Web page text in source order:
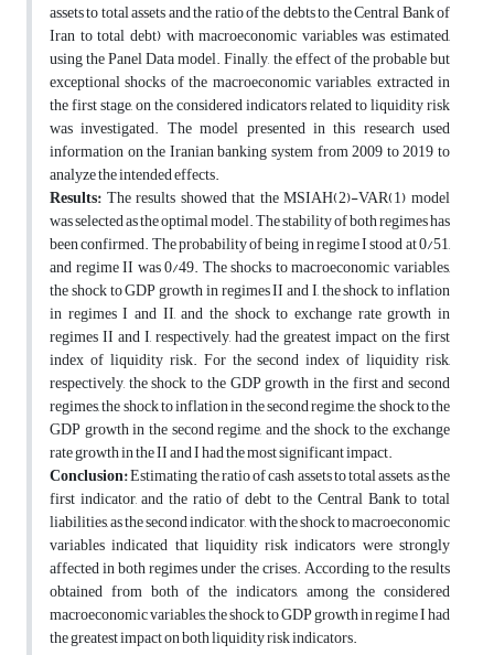
assets to total assets and the ratio of the debts to the Central Bank of
Iran to total debt) with macroeconomic variables was estimated,
using the Panel Data model.Finally, the effect of the probable but
exceptional shocks of the macroeconomic variables, extracted in
the first stage, on the considered indicators related to liquidity risk
was investigated. The model presented in this research used
information on the Iranian banking system from 2009 to 2019 to
analyze the intended effects.
Results:The results showed that the MSIAH(2)-VAR(1) model
was selected as the optimal model. The stability of both regimes has
been confirmed. The probability of being in regime I stood at 0/51,
and regime II was 0/49. The shocks to macroeconomic variables,
the shock to GDP growth in regimes II and I, the shock to inflation
in regimes I and II, and the shock to exchange rate growth in
regimes II and I, respectively, had the greatest impact on the first
index of liquidity risk. For the second index of liquidity risk,
respectively, the shock to the GDP growth in the first and second
regimes, the shock to inflation in the second regime, the shock to the
GDP growth in the second regime, and the shock to the exchange
rate growth in the II and I had the most significant impact.
Conclusion:Estimating the ratio of cash assets to total assets, as the
first indicator, and the ratio of debt to the Central Bank to total
liabilities, as the second indicator, with the shock to macroeconomic
variables indicated that liquidity risk indicators were strongly
affected in both regimes under the crises. According to the results
obtained from both of the indicators, among the considered
macroeconomic variables, the shock to GDP growth in regime I had
the greatest impact on both liquidity risk indicators.